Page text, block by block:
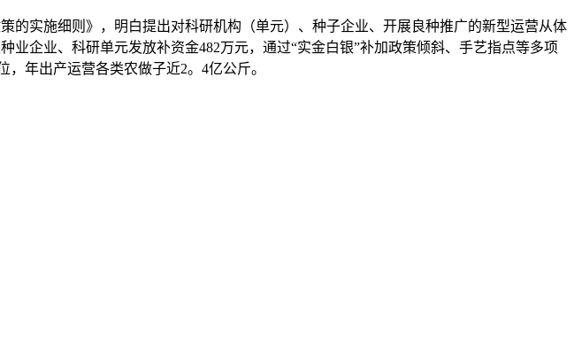
实施细则》，明白提出对科研机构（单元）、种子企业、开展良种推广的新型运营从体
企业、科研单元发放补资金482万元，通过“实金白银”补加政策倾斜、手艺指点等多项
年出产运营各类农做子近2。4亿公斤。